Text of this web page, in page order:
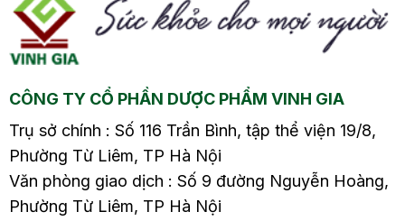
giữa tật nửa đốt sống
và dính đốt sống2.4.
Các đường cong bù
gây…
giữa tật nửa đốt sống
và dính đốt sống2.4.
Các đường cong bù
gây…
CÔNG TY CỔ PHẦN DƯỢC PHẨM VINH GIA
Trụ sở chính : Số 116 Trần Bình, tập thể viện 19/8,
Phường Từ Liêm, TP Hà Nội
Văn phòng giao dịch : Số 9 đường Nguyễn Hoàng,
Phường Từ Liêm, TP Hà Nội